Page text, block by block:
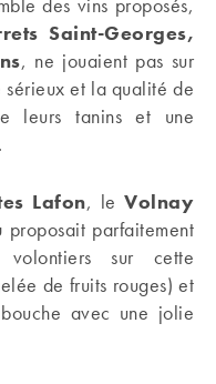
Saint-Georges,
, ne jouaient pas sur
sérieux et la qualité de
leurs tanins et une
Lafon, le Volnay
proposait parfaitement
sur cette
de fruits rouges) et
avec une jolie